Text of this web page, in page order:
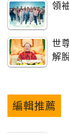
領
世
解
編輯推薦